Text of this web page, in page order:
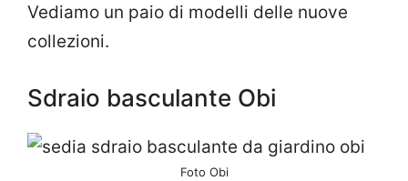
Vediamo un paio di modelli delle nuove
collezioni.
Sdraio basculante Obi
Foto Obi